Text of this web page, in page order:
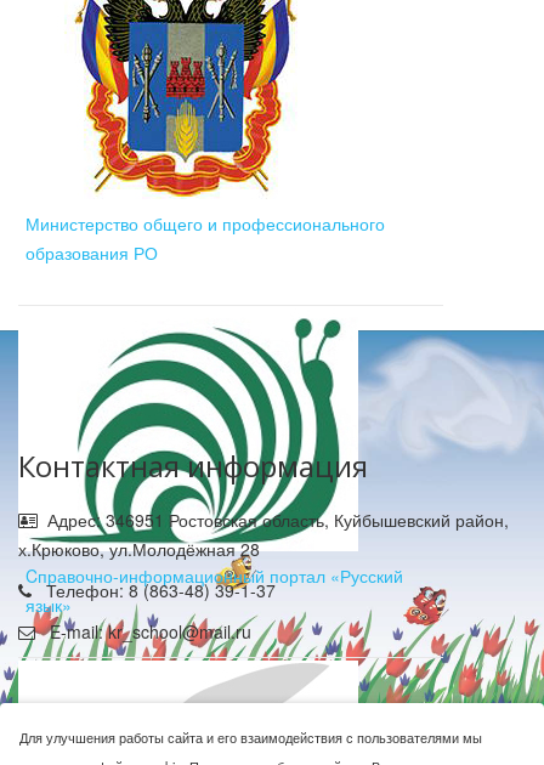
Министерство общего и профессионального
образования РО
Cправочно-информационный портал «Русский
язык»
Контактная информация
Адрес: 346951 Ростовская область, Куйбышевский район,
х.Крюково, ул.Молодёжная 28
Телефон: 8 (863-48) 39-1-37
E-mail: kr_school@mail.ru
Для улучшения работы сайта и его взаимодействия с пользователями мы